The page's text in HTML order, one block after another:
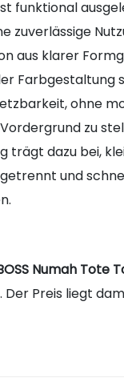
funktional
zuverlässige
aus klarer
Farbgestaltung
ohne
zu
trägt dazu bei,
und
Numah Tote
Der Preis liegt